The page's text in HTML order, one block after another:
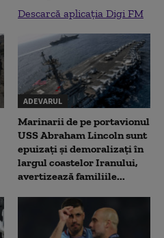
Descarcă aplicația Digi FM
ADEVARUL
Marinarii de pe portavionul
USS Abraham Lincoln sunt
epuizați și demoralizați în
largul coastelor Iranului,
avertizează familiile...